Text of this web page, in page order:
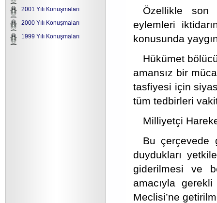
2001 Yılı Konuşmaları
2000 Yılı Konuşmaları
1999 Yılı Konuşmaları
Özellikle son
eylemleri
konusunda
Hükümet
amansız bir
tasfiyesi için
tüm tedbirleri
Milliyetçi
Bu çerçevede
duydukları
giderilmesi ve
amacıyla
Meclisi’ne